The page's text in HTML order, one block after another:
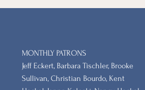
MONTHLY PATRONS
​Jeff Eckert, Barbara Tischler, Brooke
Sullivan, Christian Bourdo, Kent